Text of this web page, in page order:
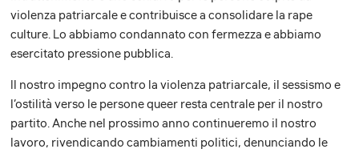
violenza patriarcale e contribuisce a consolidare la rape
culture. Lo abbiamo condannato con fermezza e abbiamo
esercitato pressione pubblica.
Il nostro impegno contro la violenza patriarcale, il sessismo e
l’ostilità verso le persone queer resta centrale per il nostro
partito. Anche nel prossimo anno continueremo il nostro
lavoro, rivendicando cambiamenti politici, denunciando le